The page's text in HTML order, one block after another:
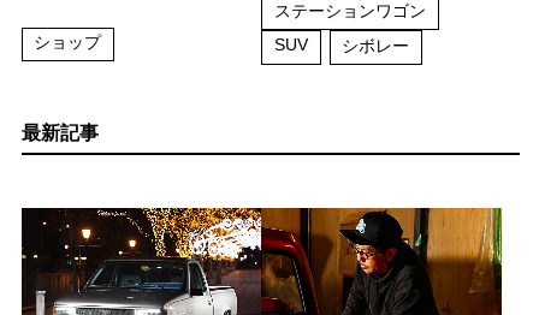
ショップ
ステーションワゴン
SUV
シボレー
最新記事